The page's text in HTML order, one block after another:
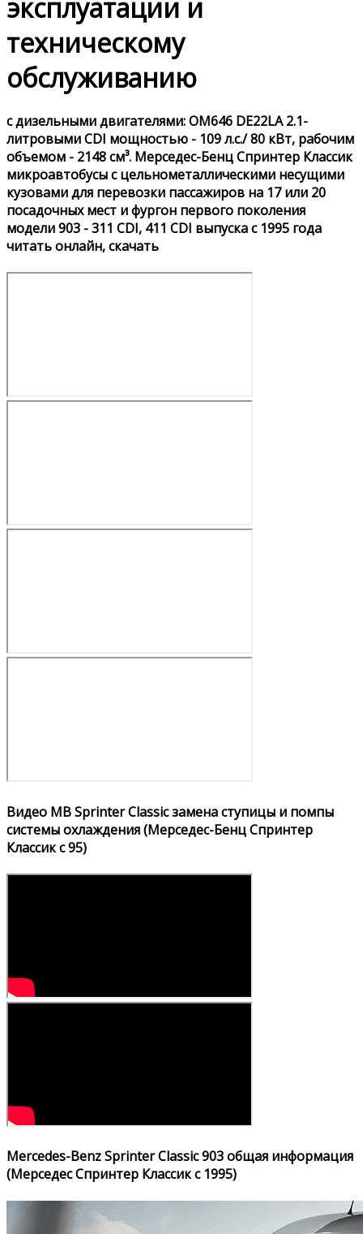
эксплуатации и
техническому
обслуживанию
с дизельными двигателями: OM646 DE22LA 2.1-
литровыми CDI мощностью - 109 л.с./ 80 кВт, рабочим
объемом - 2148 см³. Мерседес-Бенц Спринтер Классик
микроавтобусы с цельнометаллическими несущими
кузовами для перевозки пассажиров на 17 или 20
посадочных мест и фургон первого поколения
модели 903 - 311 CDI, 411 CDI выпуска с 1995 года
читать онлайн, скачать
Видео MB Sprinter Classic замена ступицы и помпы
системы охлаждения (Мерседес-Бенц Спринтер
Классик с 95)
Mercedes-Benz Sprinter Classic 903 общая информация
(Мерседес Спринтер Классик с 1995)